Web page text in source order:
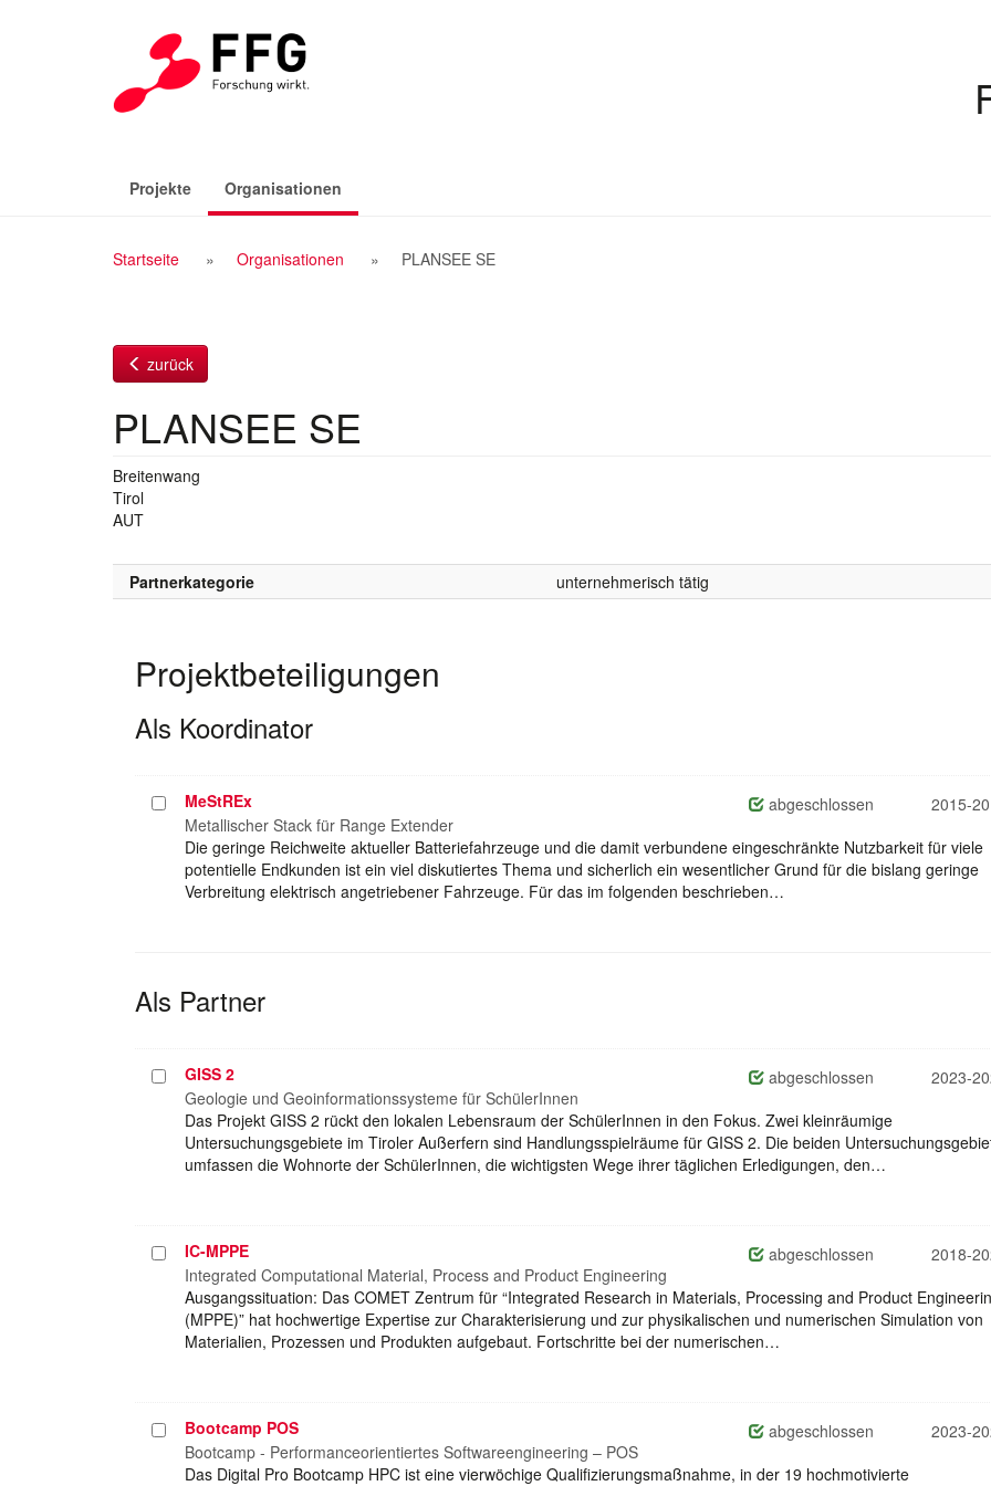
Projekte Organisationen
Breadcrumb
Startseite Organisationen PLANSEE SE
zurück
PLANSEE SE
Breitenwang
Tirol
AUT
Partnerkategorie unternehmerisch tätig
Projektbeteiligungen
Als Koordinator
Projekt
auswählen
MeStREx abgeschlossen
2015-
Metallischer Stack für Range Extender
Die geringe Reichweite aktueller Batteriefahrzeuge und die damit verbundene eingeschränkte Nutzbarkeit für viele
potentielle Endkunden ist ein viel diskutiertes Thema und sicherlich ein wesentlicher Grund für die bislang geringe
Verbreitung elektrisch angetriebener Fahrzeuge. Für das im folgenden beschrieben…
Als Partner
Projekt
auswählen
GISS 2 abgeschlossen
2023-
Geologie und Geoinformationssysteme für SchülerInnen
Das Projekt GISS 2 rückt den lokalen Lebensraum der SchülerInnen in den Fokus. Zwei kleinräumige
Untersuchungsgebiete im Tiroler Außerfern sind Handlungsspielräume für GISS 2. Die beiden
umfassen die Wohnorte der SchülerInnen, die wichtigsten Wege ihrer täglichen Erledigungen, den…
Projekt
auswählen
IC-MPPE abgeschlossen
2018-
Integrated Computational Material, Process and Product Engineering
Ausgangssituation: Das COMET Zentrum für “Integrated Research in Materials, Processing and Product
(MPPE)” hat hochwertige Expertise zur Charakterisierung und zur physikalischen und numerischen Simulation von
Materialien, Prozessen und Produkten aufgebaut. Fortschritte bei der numerischen…
Projekt
auswählen
Bootcamp POS abgeschlossen
2023-
Bootcamp - Performanceorientiertes Softwareengineering – POS
Das Digital Pro Bootcamp HPC ist eine vierwöchige Qualifizierungsmaßnahme, in der 19 hochmotivierte